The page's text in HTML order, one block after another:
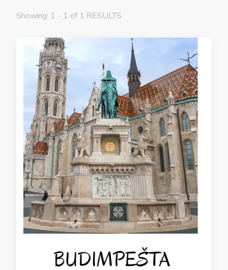
Showing: 1 - 1 of 1 RESULTS